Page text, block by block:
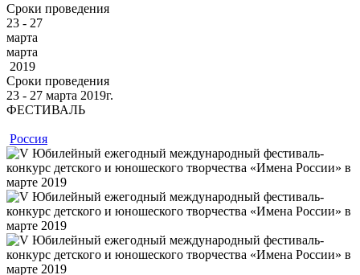
Сроки проведения
23 - 27
марта
марта
2019
Сроки проведения
23 ‐ 27 марта 2019г.
ФЕСТИВАЛЬ
Россия